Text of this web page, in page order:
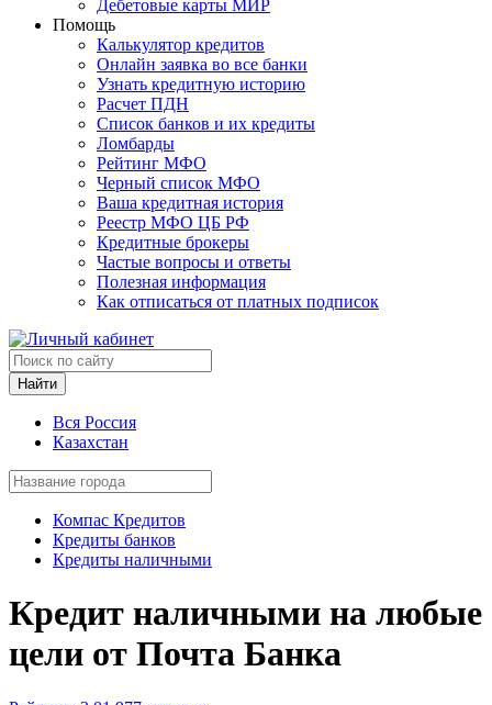
Дебетовые карты МИР
Помощь
Калькулятор кредитов
Онлайн заявка во все банки
Узнать кредитную историю
Расчет ПДН
Список банков и их кредиты
Ломбарды
Рейтинг МФО
Черный список МФО
Ваша кредитная история
Реестр МФО ЦБ РФ
Кредитные брокеры
Частые вопросы и ответы
Полезная информация
Как отписаться от платных подписок
Найти
Вся Россия
Казахстан
Компас Кредитов
Кредиты банков
Кредиты наличными
Кредит наличными на любые
цели от Почта Банка